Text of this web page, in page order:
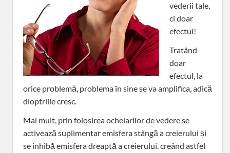
vederii tale,
ci doar
efectul!
Tratând
doar
efectul, la
orice problemă, problema în sine se va amplifica, adică
dioptriile cresc.
Mai mult, prin folosirea ochelarilor de vedere se
activează suplimentar emisfera stângă a creierului și
se inhibă emisfera dreaptă a creierului, creând astfel